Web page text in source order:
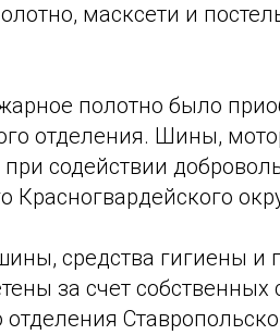
масксети и
полотно было
отделения. Шины,
содействии
Красногвардейского
средства гигиены и
за счет собственных